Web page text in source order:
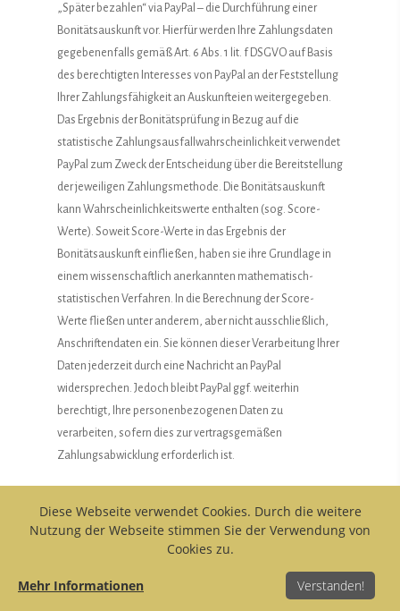
„Später bezahlen“ via PayPal – die Durchführung einer
Bonitätsauskunft vor. Hierfür werden Ihre Zahlungsdaten
gegebenenfalls gemäß Art. 6 Abs. 1 lit. f DSGVO auf Basis
des berechtigten Interesses von PayPal an der Feststellung
Ihrer Zahlungsfähigkeit an Auskunfteien weitergegeben.
Das Ergebnis der Bonitätsprüfung in Bezug auf die
statistische Zahlungsausfallwahrscheinlichkeit verwendet
PayPal zum Zweck der Entscheidung über die Bereitstellung
der jeweiligen Zahlungsmethode. Die Bonitätsauskunft
kann Wahrscheinlichkeitswerte enthalten (sog. Score-
Werte). Soweit Score-Werte in das Ergebnis der
Bonitätsauskunft einfließen, haben sie ihre Grundlage in
einem wissenschaftlich anerkannten mathematisch-
statistischen Verfahren. In die Berechnung der Score-
Werte fließen unter anderem, aber nicht ausschließlich,
Anschriftendaten ein. Sie können dieser Verarbeitung Ihrer
Daten jederzeit durch eine Nachricht an PayPal
widersprechen. Jedoch bleibt PayPal ggf. weiterhin
berechtigt, Ihre personenbezogenen Daten zu
verarbeiten, sofern dies zur vertragsgemäßen
Zahlungsabwicklung erforderlich ist.
Bei Verfügbarkeit und Auswahl der PayPal-Zahlungsart
„Rechnungskauf“ werden Ihre Zahlungsdaten zur
Vorbereitung der Zahlung zunächst an PayPal übermittelt,
woraufhin PayPal diese zur Durchführung der Zahlung an
die Ratepay GmbH, Franklinstraße 28-29, 10587 Berlin
Diese Webseite verwendet Cookies. Durch die weitere
Nutzung der Webseite stimmen Sie der Verwendung von
Cookies zu.
Mehr Informationen Verstanden!